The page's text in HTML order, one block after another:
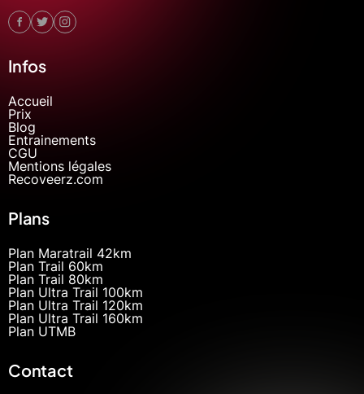
Infos
Accueil
Prix
Blog
Entrainements
CGU
Mentions légales
Recoveerz.com
Plans
Plan Maratrail 42km
Plan Trail 60km
Plan Trail 80km
Plan Ultra Trail 100km
Plan Ultra Trail 120km
Plan Ultra Trail 160km
Plan UTMB
Contact